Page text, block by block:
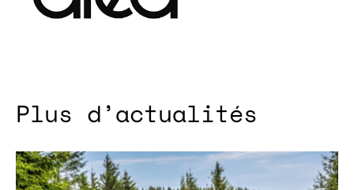
Plus d’actualités